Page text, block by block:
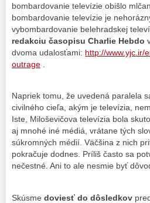
bombardovanie televízie obišlo
bombardovanie televízie je
vybombardovanie belehradskej
redakciu časopisu Charlie Hebdo
dvoma udalosťami: http://www.yjc.ir/
outrage
Napriek tomu, že uvedená paralela
civilného cieľa, akým je televízia,
Iste, Miloševičova televízia bola
aj mnohé iné médiá, vrátane tých
súkromných médií. Väčšina z nich
pokračuje dodnes. Príliš často sa
nečestné. Ani to ale nesmie byť
Skúsme doviesť do dôsledkov